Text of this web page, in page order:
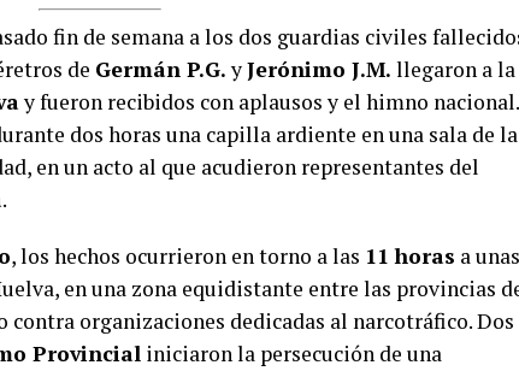
fin de semana a los dos guardias civiles
de Germán P.G.yJerónimo J.M. llegaron a la
y fueron recibidos con aplausos y el himno nacional.
dos horas una capilla ardiente en una sala de la
en un acto al que acudieron representantes del
.
, los hechos ocurrieron en torno a las 11 horas a unas
en una zona equidistante entre las provincias
organizaciones dedicadas al narcotráfico. Dos
Provincial iniciaron la persecución de una